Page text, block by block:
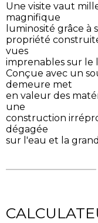
Une visite vaut
magnifique
luminosité grâce à
propriété
vues
imprenables sur le
Conçue avec un
demeure met
en valeur des
une
construction
dégagée
sur l'eau et la